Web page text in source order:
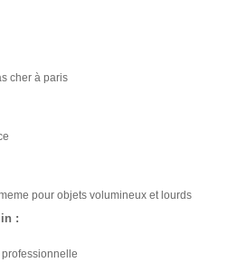
cher à paris
pour objets volumineux et lourds
: